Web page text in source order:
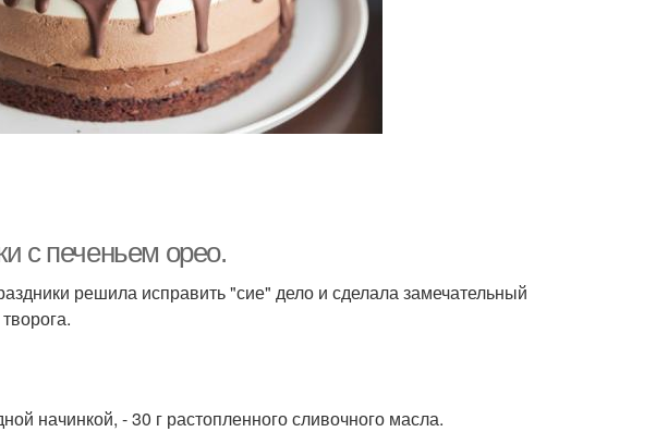
с печеньем орео.
решила исправить "сие" дело и сделала замечательный
начинкой, - 30 г растопленного сливочного масла.